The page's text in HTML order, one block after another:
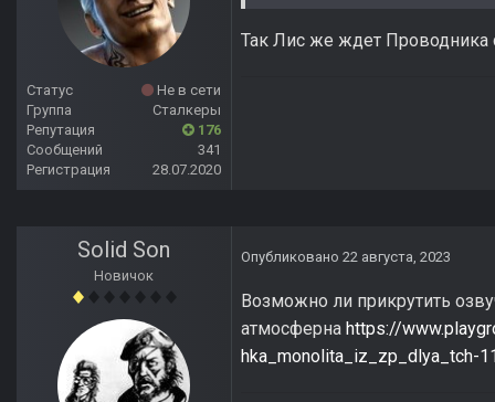
Статус
Не в сети
Группа
Сталкеры
Репутация
176
Сообщений
341
Регистрация
28.07.2020
Так Лис же ждет Проводника
Solid Son
Новичок
Опубликовано 22 августа, 2023
Возможно ли прикрутить
атмосферна https://
hka_monolita_iz_zp_dlya_tch-